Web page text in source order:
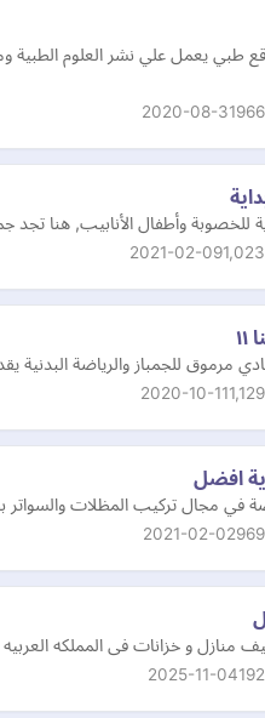
يعمل علي نشر العلوم الطبية
2020-08-31
للخصوبة وأطفال الأنابيب, هنا
2021-02-09
2020-10-11
افضل
مجال تركيب المظلات والسواتر
2021-02-02
منازل و خزانات فى المملكه
2025-11-04